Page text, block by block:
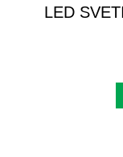
LED